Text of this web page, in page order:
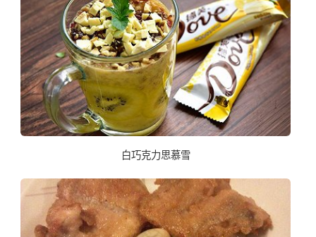
白巧克力思慕雪